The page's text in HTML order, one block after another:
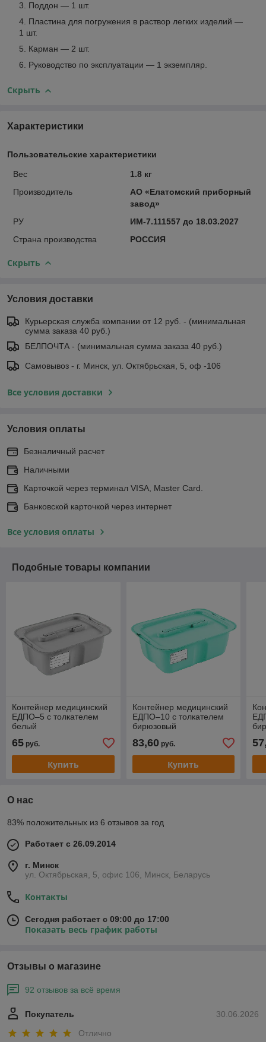
Поддон — 1 шт.
Пластина для погружения в раствор легких изделий —
1 шт.
Карман — 2 шт.
Руководство по эксплуатации — 1 экземпляр.
Скрыть
Характеристики
Пользовательские характеристики
Вес
1.8 кг
Производитель
АО «Елатомский приборный
завод»
РУ
ИМ-7.111557 до 18.03.2027
Страна производства
РОССИЯ
Скрыть
Условия доставки
Курьерская служба компании от 12 руб. - (минимальная
сумма заказа 40 руб.)
БЕЛПОЧТА - (минимальная сумма заказа 40 руб.)
Самовывоз - г. Минск, ул. Октябрьская, 5, оф -106
Все условия доставки
Условия оплаты
Безналичный расчет
Наличными
Карточкой через терминал VISA, Master Card.
Банковской карточкой через интернет
Все условия оплаты
Подобные товары компании
Контейнер медицинский
ЕДПО–5 с толкателем
белый
65 руб.
Купить
Контейнер медицинский
ЕДПО–10 с толкателем
бирюзовый
83,60руб.
Купить
О нас
83% положительных из 6 отзывов за год
Работает с 26.09.2014
г. Минск
ул. Октябрьская, 5, офис 106, Минск, Беларусь
Контакты
Сегодня работает с 09:00 до 17:00
Показать весь график работы
Отзывы о магазине
92 отзывов за всё время
30.06.2026
Покупатель
Отлично